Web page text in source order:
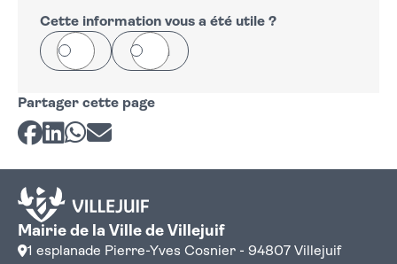
Cette information vous a été utile ?
Oui Non
Partager cette page
Partager sur Facebook
Partager sur LinkedIn
Partager sur Whatsapp
Partager par courriel
Mairie de la Ville de Villejuif
1 esplanade Pierre-Yves Cosnier - 94807 Villejuif